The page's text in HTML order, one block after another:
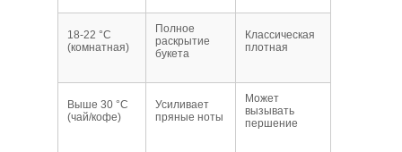
18-22 °C
(комнатная)
Полное
раскрытие
букета
Классическая
плотная
Выше 30 °C
(чай/кофе)
Усиливает
пряные ноты
Может
вызывать
першение